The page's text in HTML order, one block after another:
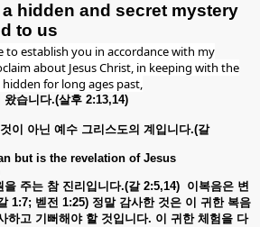
hidden and secret mystery
to us
to establish you in accordance with my
about Jesus Christ, in keeping with the
for long ages past,
왔습니다.(살후 2:13,14)
것이 아닌 예수 그리스도의 계입니다.(갈
but is the revelation of Jesus
을 주는 참 진리입니다.(갈 2:5,14) 이복음은 변
1:7; 벧전 1:25) 정말 감사한 것은 이 귀한 복음
하고 기뻐해야 할 것입니다. 이 귀한 체험을 다